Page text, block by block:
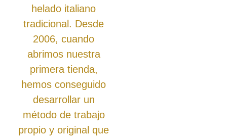
helado italiano
tradicional . Desde
2006, cuando
abrimos nuestra
primera tienda,
hemos conseguido
desarrollar un
método de trabajo
propio y original que